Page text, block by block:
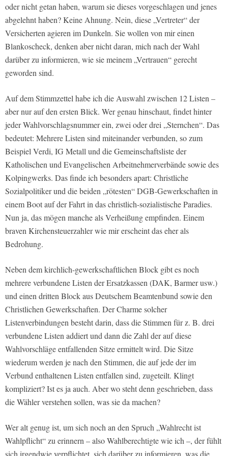
oder nicht getan haben, warum sie dieses vorgeschlagen und jenes
abgelehnt haben? Keine Ahnung. Nein, diese „Vertreter“ der
Versicherten agieren im Dunkeln. Sie wollen von mir einen
Blankoscheck, denken aber nicht daran, mich nach der Wahl
darüber zu informieren, wie sie meinem „Vertrauen“ gerecht
geworden sind.
Auf dem Stimmzettel habe ich die Auswahl zwischen 12 Listen –
aber nur auf den ersten Blick. Wer genau hinschaut, findet hinter
jeder Wahlvorschlagsnummer ein, zwei oder drei „Sternchen“. Das
bedeutet: Mehrere Listen sind miteinander verbunden, so zum
Beispiel Verdi, IG Metall und die Gemeinschaftsliste der
Katholischen und Evangelischen Arbeitnehmerverbände sowie des
Kolpingwerks. Das finde ich besonders apart: Christliche
Sozialpolitiker und die beiden „rötesten“ DGB-Gewerkschaften in
einem Boot auf der Fahrt in das christlich-sozialistische Paradies.
Nun ja, das mögen manche als Verheißung empfinden. Einem
braven Kirchensteuerzahler wie mir erscheint das eher als
Bedrohung.
Neben dem kirchlich-gewerkschaftlichen Block gibt es noch
mehrere verbundene Listen der Ersatzkassen (DAK, Barmer usw.)
und einen dritten Block aus Deutschem Beamtenbund sowie den
Christlichen Gewerkschaften. Der Charme solcher
Listenverbindungen besteht darin, dass die Stimmen für z. B. drei
verbundene Listen addiert und dann die Zahl der auf diese
Wahlvorschläge entfallenden Sitze ermittelt wird. Die Sitze
wiederum werden je nach den Stimmen, die auf jede der im
Verbund enthaltenen Listen entfallen sind, zugeteilt. Klingt
kompliziert? Ist es ja auch. Aber wo steht denn geschrieben, dass
die Wähler verstehen sollen, was sie da machen?
Wer alt genug ist, um sich noch an den Spruch „Wahlrecht ist
Wahlpflicht“ zu erinnern – also Wahlberechtigte wie ich –, der fühlt
sich irgendwie verpflichtet, sich darüber zu informieren, was die